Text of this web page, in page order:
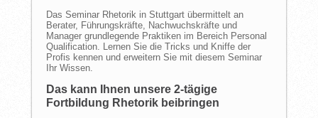
Das Seminar Rhetorik in Stuttgart übermittelt an
Berater, Führungskräfte, Nachwuchskräfte und
Manager grundlegende Praktiken im Bereich Personal
Qualification. Lernen Sie die Tricks und Kniffe der
Profis kennen und erweitern Sie mit diesem Seminar
Ihr Wissen.
Das kann Ihnen unsere 2-tägige
Fortbildung Rhetorik beibringen